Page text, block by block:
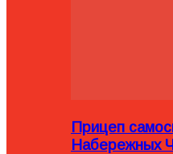
Прицеп
Набережных